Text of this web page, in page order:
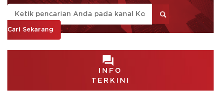
Cari Sekarang
INFO
TERKINI